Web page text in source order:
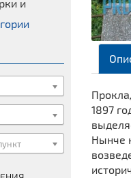
и
людям
1897
Нынче